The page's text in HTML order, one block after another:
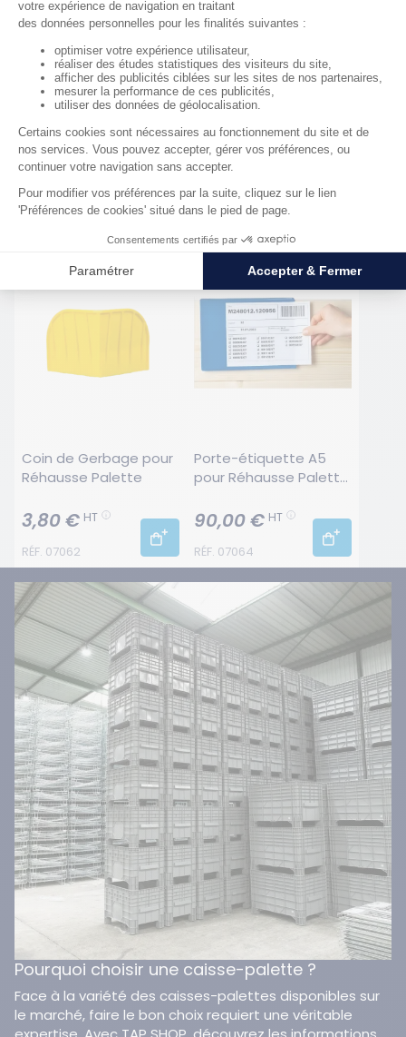
Matériau : Acier
Documentation
Fiche technique 14116
Produits complémentaires
Coin de Gerbage pour
Réhausse Palette
RÉF. 07062
3,80 € HT
Porte-étiquette A5
pour Réhausse Palette
RÉF. 07064
90,00 € HT
Pourquoi choisir une caisse-palette ?
Face à la variété des caisses-palettes disponibles sur
le marché, faire le bon choix requiert une véritable